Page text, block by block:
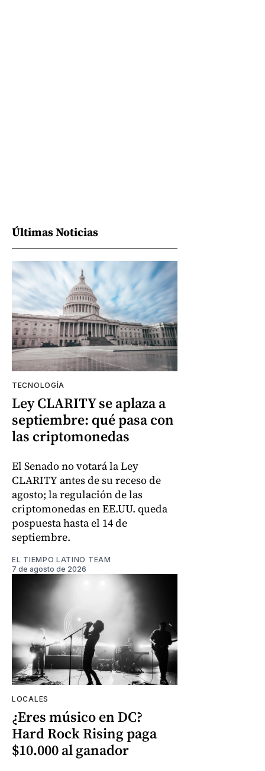
Últimas Noticias
TECNOLOGÍA
Ley CLARITY se aplaza a
septiembre: qué pasa con
las criptomonedas
El Senado no votará la Ley
CLARITY antes de su receso de
agosto; la regulación de las
criptomonedas en EE.UU. queda
pospuesta hasta el 14 de
septiembre.
EL TIEMPO LATINO TEAM
7 de agosto de 2026
LOCALES
¿Eres músico en DC?
Hard Rock Rising paga
$10.000 al ganador